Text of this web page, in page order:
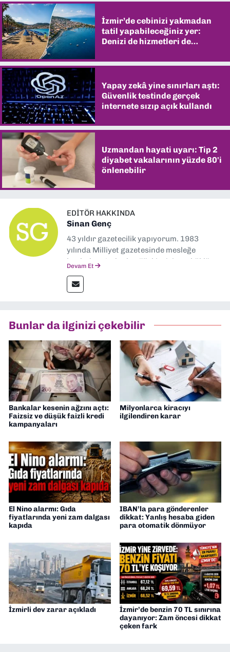
İzmir’de cebinizi yakmadan
tatil yapabileceğiniz yer:
Denizi de hizmetleri de
Yapay zekâ yine sınırları aştı:
Güvenlik testinde gerçek
internete sızıp açık kullandı
Uzmandan hayati uyarı: Tip 2
diyabet vakalarının yüzde 80'i
önlenebilir
EDITÖR HAKKINDA
Sinan Genç
43 yıldır gazetecilik yapıyorum. 1983
yılında Milliyet gazetesinde mesleğe
başladım. Ardından Türkiye’nin en köklü
muhabir, editör, müdür yardımcısı ve spor
müdürü olarak görev yaptım. Ayrıca Yeni
Gazetesi'nde editörlük yapıyorum
Devam Et
Bunlar da ilginizi çekebilir
Bankalar kesenin ağzını açtı:
Faizsiz ve düşük faizli kredi
kampanyaları
Milyonlarca kiracıyı
ilgilendiren karar
El Nino alarmı: Gıda
fiyatlarında yeni zam dalgası
kapıda
IBAN’la para gönderenler
dikkat: Yanlış hesaba giden
para otomatik dönmüyor
İzmirli dev zarar açıkladı
İzmir’de benzin 70 TL sınırına
dayanıyor: Zam öncesi dikkat
çeken fark